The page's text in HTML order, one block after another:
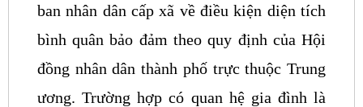
ban nhân dân cấp xã về điều kiện diện tích
bình quân bảo đảm theo quy định của Hội
đồng nhân dân thành phố trực thuộc Trung
ương. Trường hợp có quan hệ gia đình là